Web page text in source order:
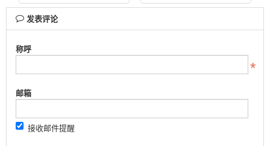
发表评论
称呼
邮箱
接收邮件提醒